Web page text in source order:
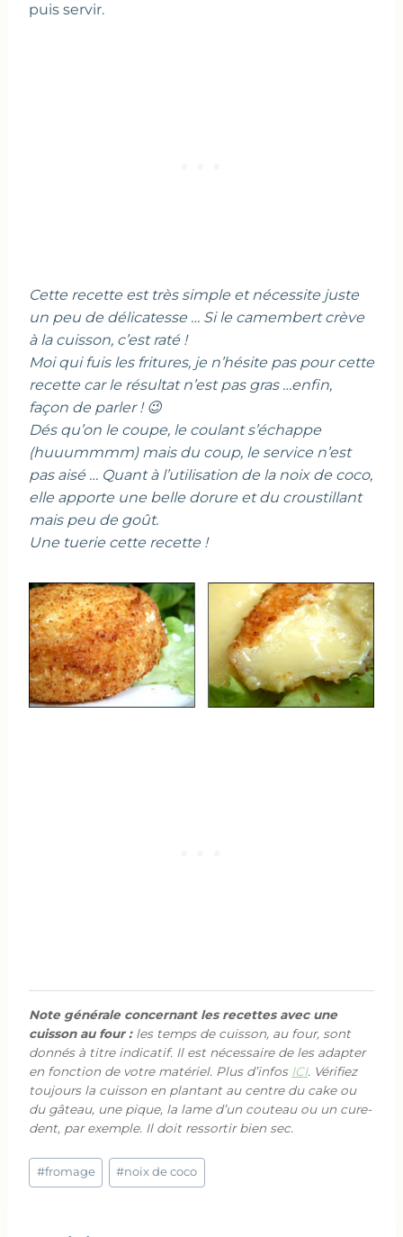
puis servir.
Cette recette est très simple et nécessite juste
un peu de délicatesse … Si le camembert crève
à la cuisson, c’est raté !
Moi qui fuis les fritures, je n’hésite pas pour cette
recette car le résultat n’est pas gras …enfin,
façon de parler ! 😉
Dés qu’on le coupe, le coulant s’échappe
(huuummmm) mais du coup, le service n’est
pas aisé … Quant à l’utilisation de la noix de coco,
elle apporte une belle dorure et du croustillant
mais peu de goût.
Une tuerie cette recette !
Note générale concernant les recettes avec une
cuisson au four :les temps de cuisson, au four, sont
donnés à titre indicatif. Il est nécessaire de les adapter
en fonction de votre matériel. Plus d’infos ICI. Vérifiez
toujours la cuisson en plantant au centre du cake ou
du gâteau, une pique, la lame d’un couteau ou un cure-
dent, par exemple. Il doit ressortir bien sec.
Étiquettes
de
#fromage #noix de coco